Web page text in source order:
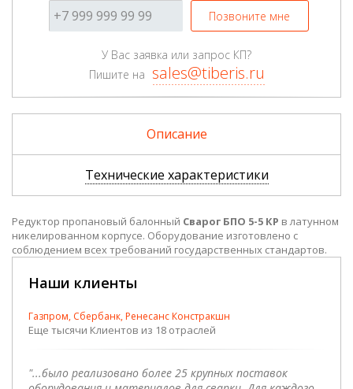
Позвоните мне
У Вас заявка или запрос КП?
Пишите на sales@tiberis.ru
Описание
Технические характеристики
Редуктор пропановый балонный Сварог БПО 5-5 КР в латунном
никелированном корпусе. Оборудование изготовлено с
соблюдением всех требований государственных стандартов.
Наши клиенты
Газпром, Сбербанк, Ренесанс Констракшн
Еще тысячи Клиентов из 18 отраслей
"...было реализовано более 25 крупных поставок